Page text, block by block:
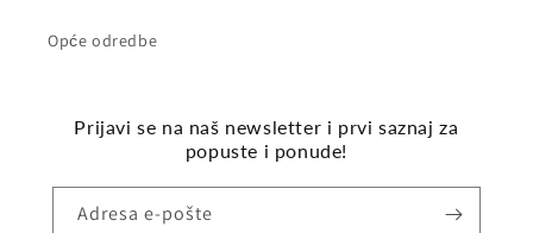
Opće odredbe
Prijavi se na naš newsletter i prvi saznaj za
popuste i ponude!
Adresa e-pošte